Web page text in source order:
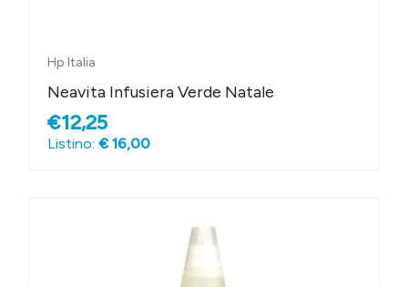
Hp Italia
Neavita Infusiera Verde Natale
€12,25
Listino: € 16,00